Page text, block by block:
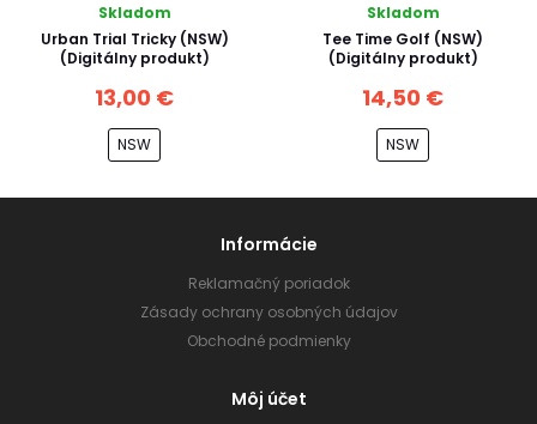
Skladom
Urban Trial Tricky (NSW)
(Digitálny produkt)
13,00 €
NSW
Skladom
Tee Time Golf (NSW)
(Digitálny produkt)
14,50 €
NSW
Informácie
Reklamačný poriadok
Zásady ochrany osobných údajov
Obchodné podmienky
Môj účet